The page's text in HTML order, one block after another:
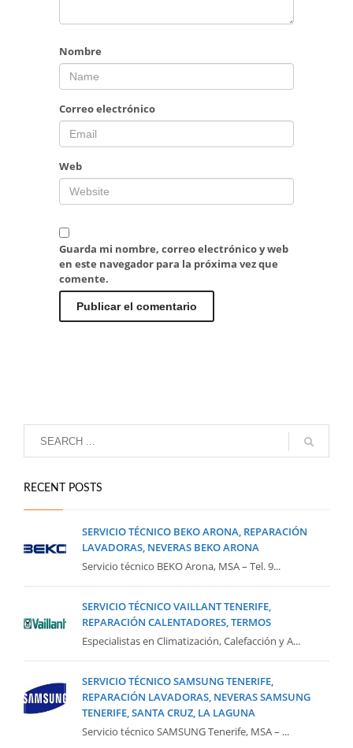
Nombre
Correo electrónico
Web
Guarda mi nombre, correo electrónico y web
en este navegador para la próxima vez que
comente.
RECENT POSTS
SERVICIO TÉCNICO BEKO ARONA, REPARACIÓN
LAVADORAS, NEVERAS BEKO ARONA
Servicio técnico BEKO Arona, MSA – Tel. 9...
SERVICIO TÉCNICO VAILLANT TENERIFE,
REPARACIÓN CALENTADORES, TERMOS
Especialistas en Climatización, Calefacción y A...
SERVICIO TÉCNICO SAMSUNG TENERIFE,
REPARACIÓN LAVADORAS, NEVERAS SAMSUNG
TENERIFE, SANTA CRUZ, LA LAGUNA
Servicio técnico SAMSUNG Tenerife, MSA – ...